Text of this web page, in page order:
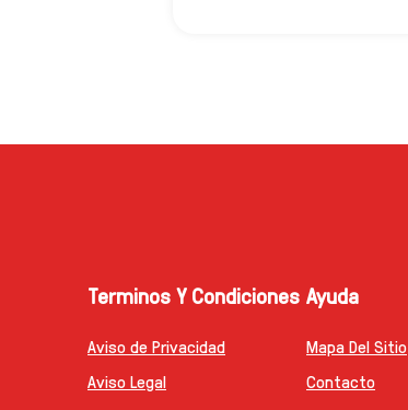
Terminos Y Condiciones
Aviso de Privacidad
Configurar Cookies
Ayuda
Mapa Del Sitio
Contacto